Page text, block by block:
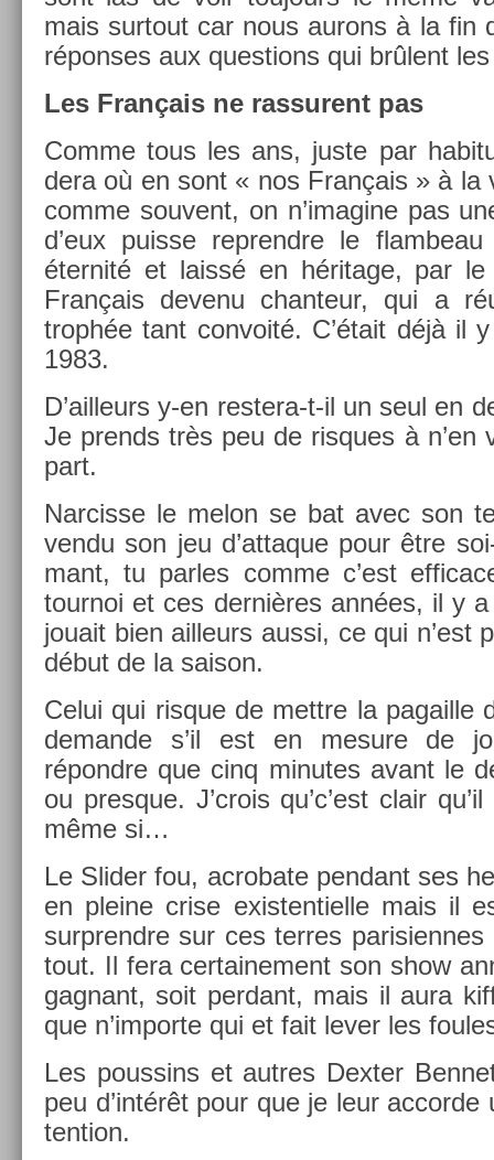
mais sur­tout car nous aurons à la fin
répon­ses aux ques­tions qui brûlent
Les Français ne ras­surent pas
Comme tous les ans, juste par
dera où en sont « nos Français » à la
comme souvent, on n’imagine pas
d’eux puis­se re­prendre le
éter­nité et laissé en héritage, par le
Français de­venu chan­teur, qui a
trophée tant con­voité. C’était déjà il
1983.
D’ail­leurs y-en restera-t-il un seul en
Je pre­nds très peu de ris­ques à n’en
part.
Nar­cisse le melon se bat avec son
vendu son jeu d’at­taque pour être
mant, tu par­les comme c’est
tour­noi et ces dernières années, il y
jouait bien ail­leurs aussi, ce qui n’est
début de la saison.
Celui qui ris­que de mettre la pagail­le
de­man­de s’il est en mesure de
répondre que cinq minutes avant le
ou pre­sque. J’crois qu’c’est clair
même si…
Le Slid­er fou, ac­robate pen­dant ses
en pleine crise ex­is­tentiel­le mais il
sur­prendre sur ces ter­res parisien­nes
tout. Il fera cer­taine­ment son show
gag­nant, soit per­dant, mais il aura
que n’im­porte qui et fait lever les
Les pous­sins et aut­res De­xt­er
peu d’intérêt pour que je leur
ten­tion.